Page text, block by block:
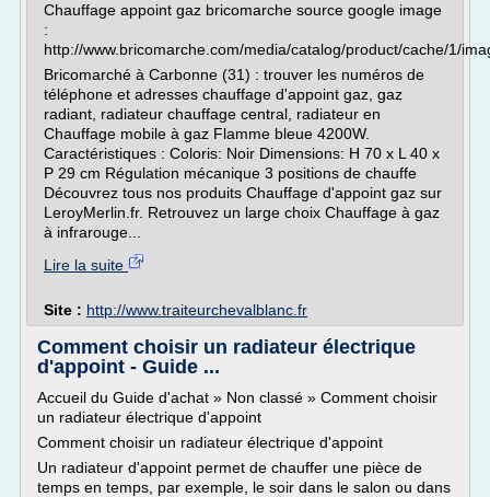
Chauffage appoint gaz bricomarche source google image
:
http://www.bricomarche.com/media/catalog/product/cache/1/
Bricomarché à Carbonne (31) : trouver les numéros de
téléphone et adresses chauffage d'appoint gaz, gaz
radiant, radiateur chauffage central, radiateur en
Chauffage mobile à gaz Flamme bleue 4200W.
Caractéristiques : Coloris: Noir Dimensions: H 70 x L 40 x
P 29 cm Régulation mécanique 3 positions de chauffe
Découvrez tous nos produits Chauffage d'appoint gaz sur
LeroyMerlin.fr. Retrouvez un large choix Chauffage à gaz
à infrarouge...
Lire la suite
Site : http://www.traiteurchevalblanc.fr
Comment choisir un radiateur électrique
d'appoint - Guide ...
Accueil du Guide d'achat » Non classé » Comment choisir
un radiateur électrique d'appoint
Comment choisir un radiateur électrique d'appoint
Un radiateur d'appoint permet de chauffer une pièce de
temps en temps, par exemple, le soir dans le salon ou dans